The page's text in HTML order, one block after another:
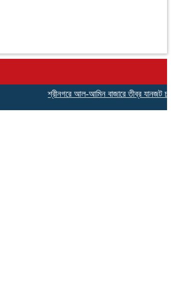
শ্রীনগরে আল-আমিন বাজারে তীব্র যানজট চরম